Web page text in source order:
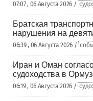
07:07 , 06 Августа 2026 /
Братская
нарушения на
06:39 , 06 Августа 2026 /
Иран и Оман
судоходства в
06:19 , 06 Августа 2026 /